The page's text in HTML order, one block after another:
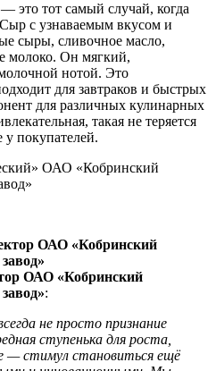
это тот самый случай, когда
с узнаваемым вкусом и
сыры, сливочное масло,
молоко. Он мягкий,
нотой. Это
для завтраков и быстрых
для различных кулинарных
такая не теряется
у покупателей.
ОАО «Кобринский
:
не просто признание
ступенька для роста,
— стимул становиться ещё